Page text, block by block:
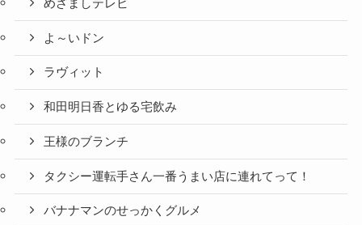
めざましテレビ
よ～いドン
ラヴィット
和田明日香とゆる宅飲み
王様のブランチ
タクシー運転手さん一番うまい店に連れてって！
バナナマンのせっかくグルメ